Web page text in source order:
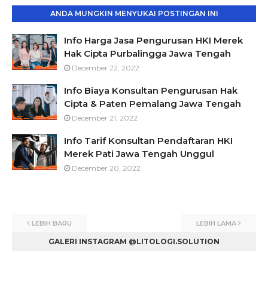
ANDA MUNGKIN MENYUKAI POSTINGAN INI
Info Harga Jasa Pengurusan HKI Merek
Hak Cipta Purbalingga Jawa Tengah
December 22, 2022
Info Biaya Konsultan Pengurusan Hak
Cipta & Paten Pemalang Jawa Tengah
December 21, 2022
Info Tarif Konsultan Pendaftaran HKI
Merek Pati Jawa Tengah Unggul
December 20, 2022
LEBIH BARU LEBIH LAMA
GALERI INSTAGRAM @LITOLOGI.SOLUTION